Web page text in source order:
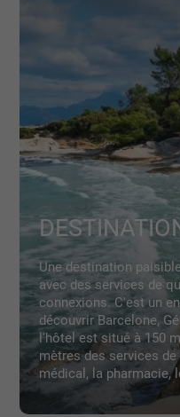
Une destination
avec des services de
connexions. C'est un
découvrir Barcelone,
l'hôtel est situé à 150
mètres des services
médical, la pharmacie,